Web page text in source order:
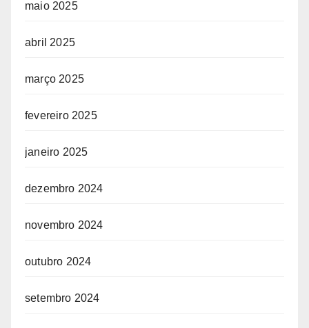
maio 2025
abril 2025
março 2025
fevereiro 2025
janeiro 2025
dezembro 2024
novembro 2024
outubro 2024
setembro 2024